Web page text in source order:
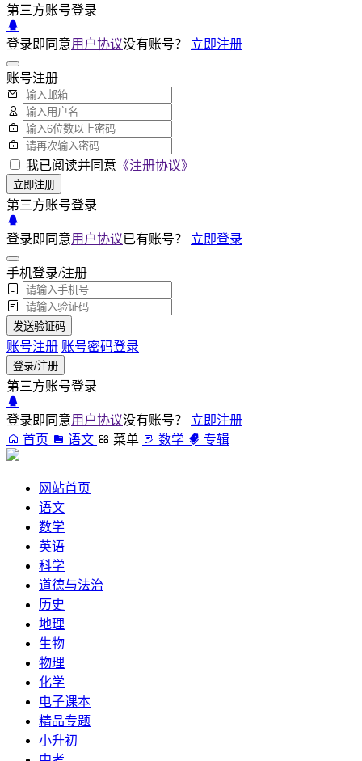
第三方账号登录
登录即同意用户协议没有账号？ 立即注册
账号注册
我已阅读并同意 《注册协议》
立即注册
第三方账号登录
登录即同意用户协议已有账号？ 立即登录
手机登录/注册
发送验证码
账号注册 账号密码登录
登录/注册
第三方账号登录
登录即同意用户协议没有账号？ 立即注册
首页
语文 菜单 数学 专辑
网站首页
语文
数学
英语
科学
道德与法治
历史
地理
生物
物理
化学
电子课本
精品专题
小升初